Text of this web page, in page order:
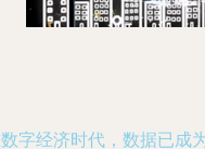
字经济时代，数据已成